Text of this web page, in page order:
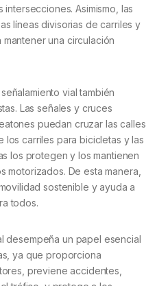
Asimismo, las
líneas divisorias de carriles y
una circulación
vial también
Las señales y cruces
puedan cruzar las calles
los carriles para bicicletas y las
los protegen y los mantienen
motorizados. De esta manera,
sostenible y ayuda a
todos.
desempeña un papel esencial
ya que proporciona
previene accidentes,